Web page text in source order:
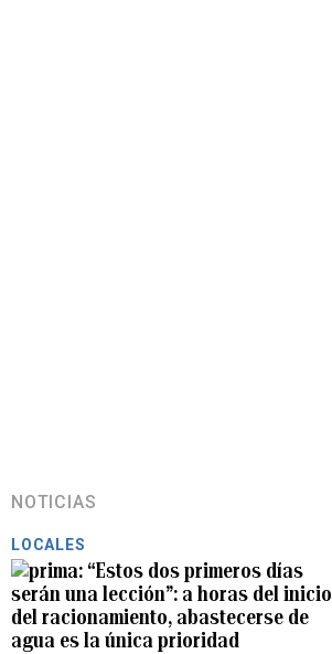
NOTICIAS
LOCALES
“Estos dos primeros días
serán una lección”: a horas del inicio
del racionamiento, abastecerse de
agua es la única prioridad